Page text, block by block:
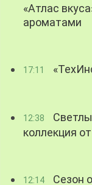
«Атлас
ароматами
17:11
12:38
коллекция
12:14
Сезон